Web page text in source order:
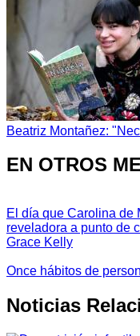
Beatriz Montañez:
EN OTROS
El día que Carolina de
reveladora a punto de
Grace Kelly
Once hábitos de
Noticias